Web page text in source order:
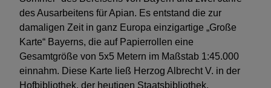
des Ausarbeitens für Apian. Es entstand die zur
damaligen Zeit in ganz Europa einzigartige „Große
Karte“ Bayerns, die auf Papierrollen eine
Gesamtgröße von 5x5 Metern im Maßstab 1:45.000
einnahm. Diese Karte ließ Herzog Albrecht V. in der
Hofbibliothek, der heutigen Staatsbibliothek,